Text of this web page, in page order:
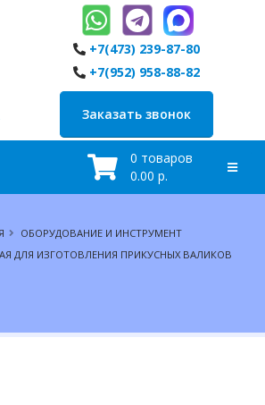
+7(473) 239-87-80
+7(952) 958-88-82
Заказать звонок
0 товаров
0.00 р.
ОБОРУДОВАНИЕ И ИНСТРУМЕНТ
ДЛЯ ИЗГОТОВЛЕНИЯ ПРИКУСНЫХ ВАЛИКОВ